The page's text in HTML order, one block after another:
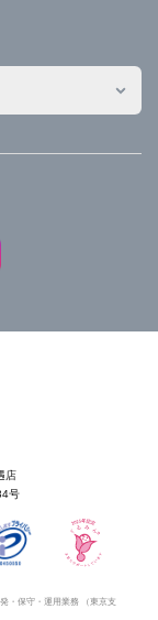
店
号
・保守・運用業務 （東京支